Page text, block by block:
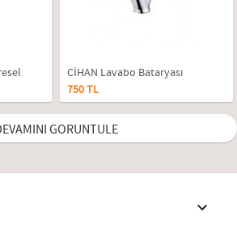
CİHAN Lavabo Bataryası
750 TL
GORUNTULE
